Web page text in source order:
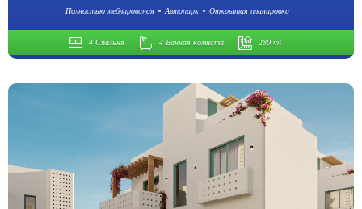
Полностью меблированая Автопарк Открытая планировка
4 Спальня 4 Ванная комната 280 m²